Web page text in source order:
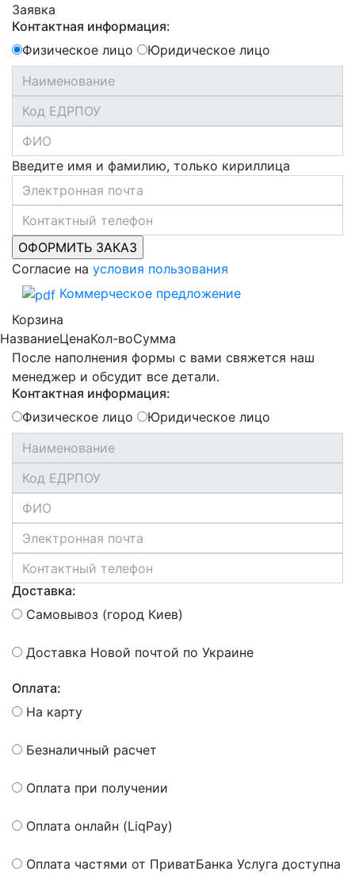
Заявка
Контактная информация:
Физическое лицо
Юридическое лицо
Введите имя и фамилию, только кириллица
Согласие на условия пользования
Коммерческое предложение
Корзина
НазваниеЦенаКол-воСумма
После наполнения формы с вами свяжется наш
менеджер и обсудит все детали.
Контактная информация:
Физическое лицо
Юридическое лицо
Доставка:
Самовывоз (город Киев)
Доставка Новой почтой по Украине
Оплата:
На карту
Безналичный расчет
Оплата при получении
Оплата онлайн (LiqPay)
Оплата частями от ПриватБанка Услуга доступна